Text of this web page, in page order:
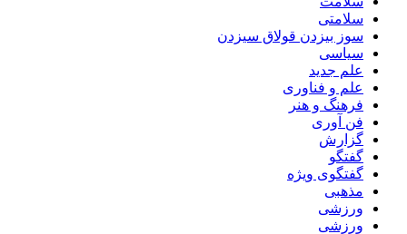
سلامتی
سوز بیزدن قولاق سیزدن
سیاسی
علم جدید
علم و فناوری
فرهنگ و هنر
فن آوری
گزارش
گفتگو
گفتگوی ویژه
مذهبی
ورزشی
ورزشی